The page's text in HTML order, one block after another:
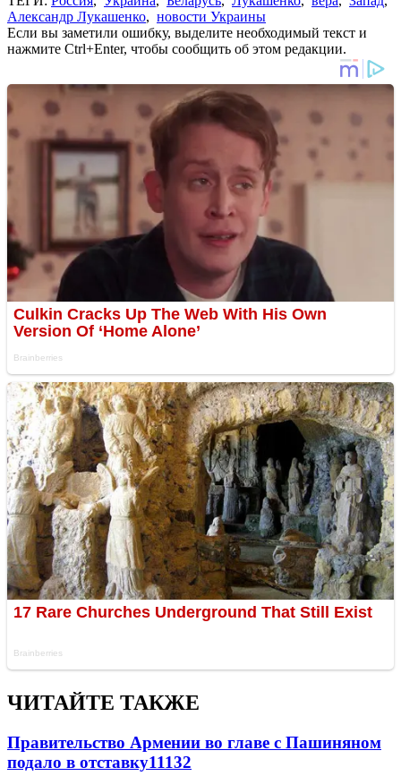
Александр Лукашенко, новости Украины
Если вы заметили ошибку, выделите необходимый текст и
нажмите Ctrl+Enter, чтобы сообщить об этом редакции.
ЧИТАЙТЕ ТАКЖЕ
Правительство Армении во главе с Пашиняном
подало в отставку11132